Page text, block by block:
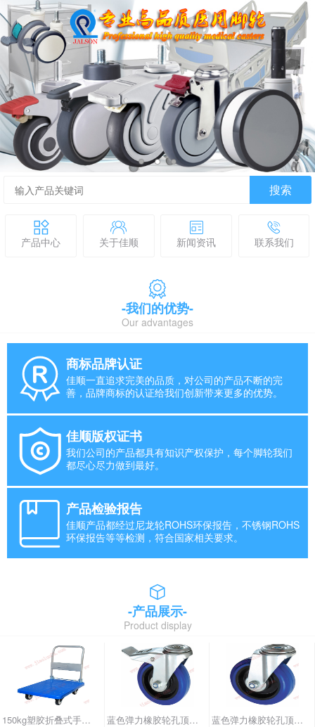
搜索
产品中心 关于佳顺 新闻资讯 联系我们
-我们的优势-
Our advantages
商标品牌认证
佳顺一直追求完美的品质，对公司的产品不断的完
善，品牌商标的认证给我们创新带来更多的优势。
佳顺版权证书
我们公司的产品都具有知识产权保护，每个脚轮我们
都尽心尽力做到最好。
产品检验报告
佳顺产品都经过尼龙轮ROHS环保报告，不锈钢ROHS
环保报告等等检测，符合国家相关要求。
-产品展示-
Product display
150kg塑胶折叠式手推车 蓝色弹力橡胶轮孔顶刹车 蓝色弹力橡胶轮孔顶活动